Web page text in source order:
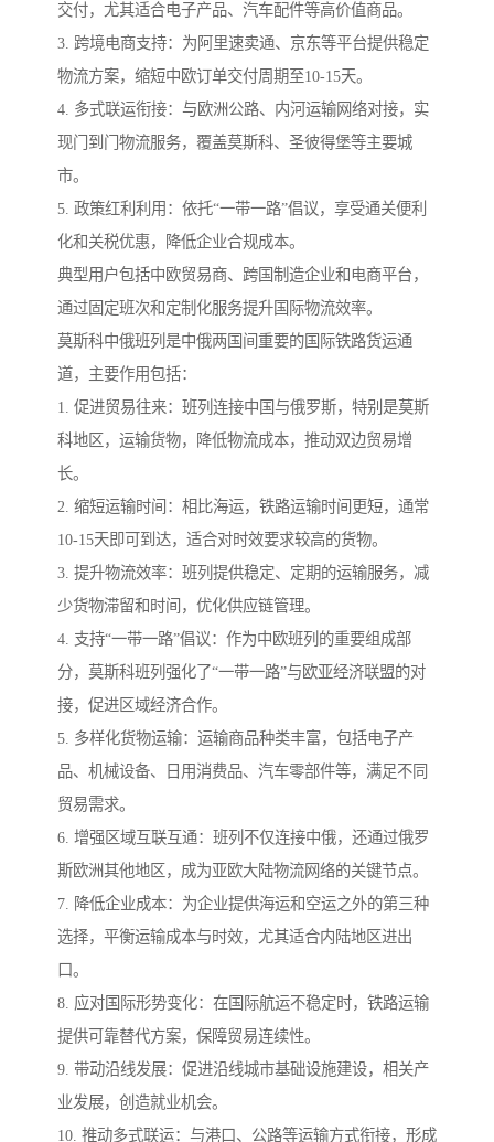
交付，尤其适合电子产品、汽车配件等高价值商品。
3. 跨境电商支持：为阿里速卖通、京东等平台提供稳定
物流方案，缩短中欧订单交付周期至10-15天。
4. 多式联运衔接：与欧洲公路、内河运输网络对接，实
现门到门物流服务，覆盖莫斯科、圣彼得堡等主要城
市。
5. 政策红利利用：依托“一带一路”倡议，享受通关便利
化和关税优惠，降低企业合规成本。
典型用户包括中欧贸易商、跨国制造企业和电商平台，
通过固定班次和定制化服务提升国际物流效率。
莫斯科中俄班列是中俄两国间重要的国际铁路货运通
道，主要作用包括：
1. 促进贸易往来：班列连接中国与俄罗斯，特别是莫斯
科地区，运输货物，降低物流成本，推动双边贸易增
长。
2. 缩短运输时间：相比海运，铁路运输时间更短，通常
10-15天即可到达，适合对时效要求较高的货物。
3. 提升物流效率：班列提供稳定、定期的运输服务，减
少货物滞留和时间，优化供应链管理。
4. 支持“一带一路”倡议：作为中欧班列的重要组成部
分，莫斯科班列强化了“一带一路”与欧亚经济联盟的对
接，促进区域经济合作。
5. 多样化货物运输：运输商品种类丰富，包括电子产
品、机械设备、日用消费品、汽车零部件等，满足不同
贸易需求。
6. 增强区域互联互通：班列不仅连接中俄，还通过俄罗
斯欧洲其他地区，成为亚欧大陆物流网络的关键节点。
7. 降低企业成本：为企业提供海运和空运之外的第三种
选择，平衡运输成本与时效，尤其适合内陆地区进出
口。
8. 应对国际形势变化：在国际航运不稳定时，铁路运输
提供可靠替代方案，保障贸易连续性。
9. 带动沿线发展：促进沿线城市基础设施建设，相关产
业发展，创造就业机会。
10. 推动多式联运：与港口、公路等运输方式衔接，形成